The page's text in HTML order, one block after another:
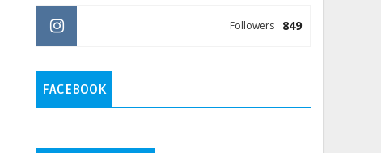
849
Followers
FACEBOOK